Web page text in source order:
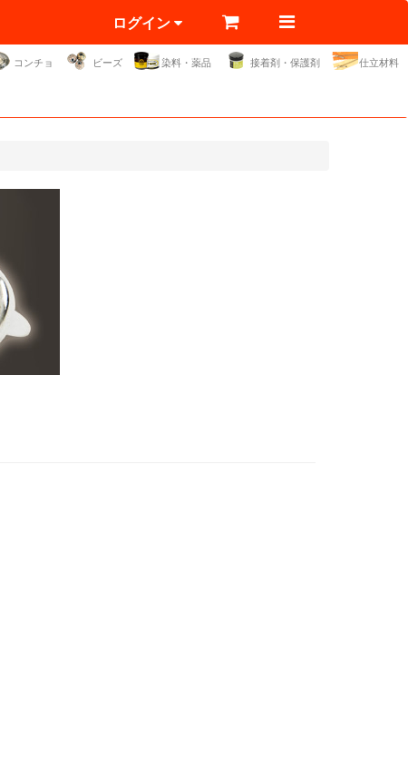
ログイン
コンチョ ビーズ 染料・薬品 接着剤・保護剤 仕立材料